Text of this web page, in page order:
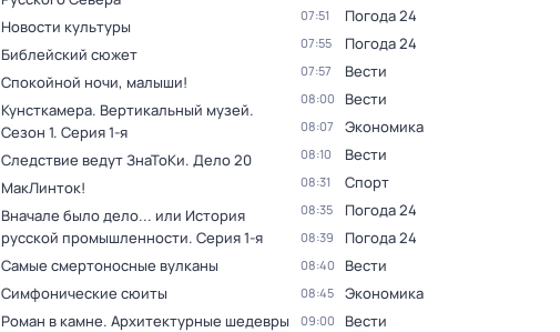
Новости культуры
Библейский сюжет
Спокойной ночи, малыши!
Кунсткамера. Вертикальный музей.
Сезон 1. Серия 1-я
Следствие ведут ЗнаТоКи. Дело 20
МакЛинток!
Вначале было дело... или История
русской промышленности. Серия 1-я
Самые смертоносные вулканы
Симфонические сюиты
Роман в камне. Архитектурные шедевры
07:51 Погода 24
07:55 Погода 24
07:57 Вести
08:00 Вести
08:07 Экономика
08:10 Вести
08:31 Спорт
08:35 Погода 24
08:39 Погода 24
08:40 Вести
08:45 Экономика
09:00 Вести